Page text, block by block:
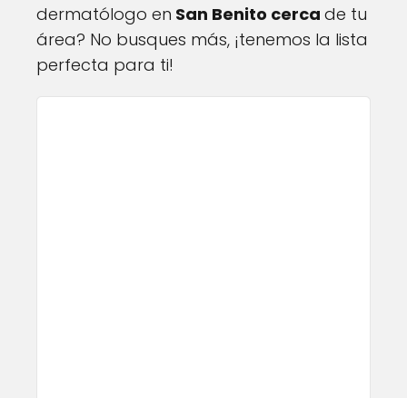
dermatólogo en San Benito cerca de tu
área? No busques más, ¡tenemos la lista
perfecta para ti!